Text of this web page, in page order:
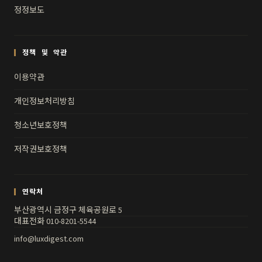
정정보도
정책 및 약관
이용약관
개인정보처리방침
청소년보호정책
저작권보호정책
연락처
부산광역시 금정구 체육공원로 5
대표전화 010-8201-5544
info@luxdigest.com